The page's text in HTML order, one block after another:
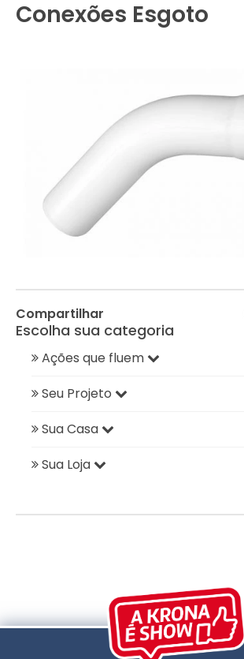
Conexões Esgoto
Compartilhar
Escolha sua categoria
Ações que fluem
Seu Projeto
Sua Casa
Sua Loja